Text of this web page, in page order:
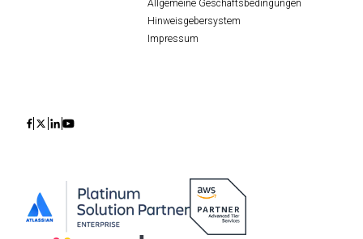
Allgemeine Geschäftsbedingungen
Hinweisgebersystem
Impressum
IconIconIconIcon